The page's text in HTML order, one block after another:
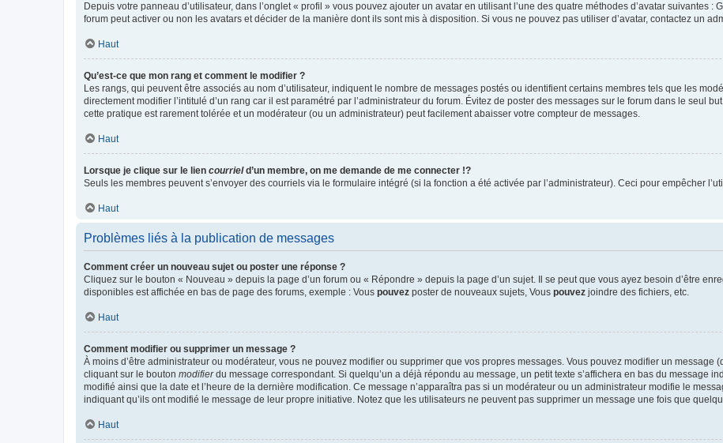
Depuis votre panneau d’utilisateur, dans l’onglet « profil » vous pouvez ajouter un avatar en utilisant l’une des quatre méthodes d’avatar suivantes :
forum peut activer ou non les avatars et décider de la manière dont ils sont mis à disposition. Si vous ne pouvez pas utiliser d’avatar, contactez un
Haut
Qu’est-ce que mon rang et comment le modifier ?
Les rangs, qui peuvent être associés au nom d’utilisateur, indiquent le nombre de messages postés ou identifient certains membres tels que les
directement modifier l’intitulé d’un rang car il est paramétré par l’administrateur du forum. Évitez de poster des messages sur le forum dans le seul
cette pratique est rarement tolérée et un modérateur (ou un administrateur) peut facilement abaisser votre compteur de messages.
Haut
Lorsque je clique sur le lien courrield’un membre, on me demande de me connecter !?
Seuls les membres peuvent s’envoyer des courriels via le formulaire intégré (si la fonction a été activée par l’administrateur). Ceci pour empêcher
Haut
Problèmes liés à la publication de messages
Comment créer un nouveau sujet ou poster une réponse ?
Cliquez sur le bouton « Nouveau » depuis la page d’un forum ou « Répondre » depuis la page d’un sujet. Il se peut que vous ayez besoin d’être
disponibles est affichée en bas de page des forums, exemple : Vous pouvez poster de nouveaux sujets, Vous pouvez joindre des fichiers, etc.
Haut
Comment modifier ou supprimer un message ?
À moins d’être administrateur ou modérateur, vous ne pouvez modifier ou supprimer que vos propres messages. Vous pouvez modifier un
cliquant sur le bouton modifierdu message correspondant. Si quelqu’un a déjà répondu au message, un petit texte s’affichera en bas du message
modifié ainsi que la date et l’heure de la dernière modification. Ce message n’apparaîtra pas si un modérateur ou un administrateur modifie le
indiquant qu’ils ont modifié le message de leur propre initiative. Notez que les utilisateurs ne peuvent pas supprimer un message une fois que
Haut